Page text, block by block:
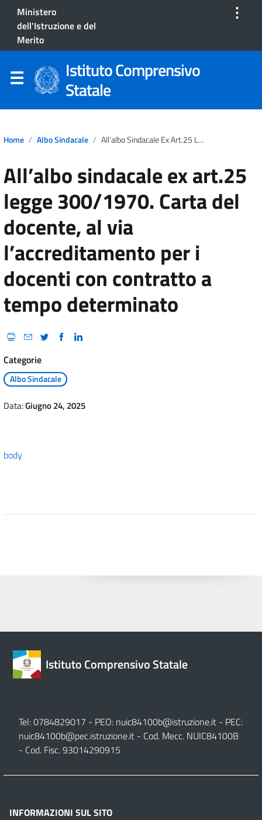
Ministero
dell'Istruzione e del
Merito
⋮
Istituto Comprensivo
Statale
Home Albo Sindacale All’albo Sindacale Ex Art.25 Legge 300/1970. Carta Del Docente, Al Via L’accreditamento Per I Docenti Con Contratto A Tempo Determinato
All’albo sindacale ex art.25
legge 300/1970. Carta del
docente, al via
l’accreditamento per i
docenti con contratto a
tempo determinato
Categorie
Albo Sindacale
Data:Giugno 24, 2025
body
Istituto Comprensivo Statale
Tel: 0784829017 - PEO: nuic84100b@istruzione.it - PEC:
nuic84100b@pec.istruzione.it - Cod. Mecc. NUIC84100B
- Cod. Fisc. 93014290915
INFORMAZIONI SUL SITO